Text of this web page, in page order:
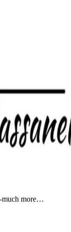
much more…